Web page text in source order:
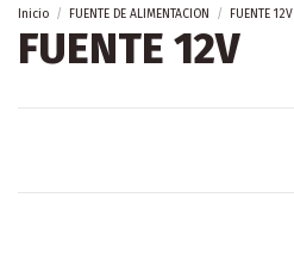
Inicio FUENTE DE ALIMENTACION FUENTE 12V
FUENTE 12V